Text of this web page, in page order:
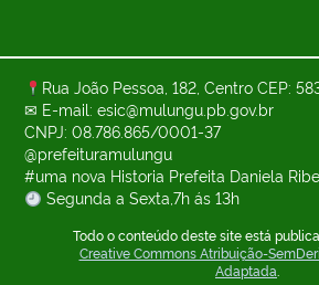
Rua João Pessoa, 182, Centro CEP:
✉ E-mail: esic@mulungu.pb.gov.br
CNPJ: 08.786.865/0001-37
@prefeituramulungu
#uma nova Historia Prefeita Daniela
Segunda a Sexta,7h ás 13h
Todo o conteúdo deste site está
Creative Commons Atribuição-
Adaptada.